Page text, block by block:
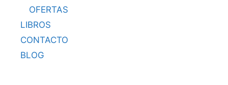
OFERTAS
LIBROS
CONTACTO
BLOG